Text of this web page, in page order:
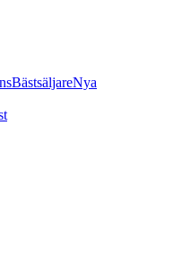
BästsäljareNya